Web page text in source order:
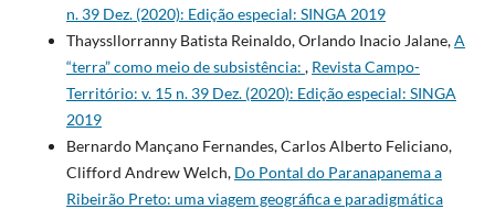
n. 39 Dez. (2020): Edição especial: SINGA 2019
Thayssllorranny Batista Reinaldo, Orlando Inacio Jalane,A
“terra” como meio de subsistência: , Revista Campo-
Território: v. 15 n. 39 Dez. (2020): Edição especial: SINGA
2019
Bernardo Mançano Fernandes, Carlos Alberto Feliciano,
Clifford Andrew Welch, Do Pontal do Paranapanema a
Ribeirão Preto: uma viagem geográfica e paradigmática